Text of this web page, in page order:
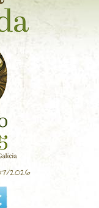
2026